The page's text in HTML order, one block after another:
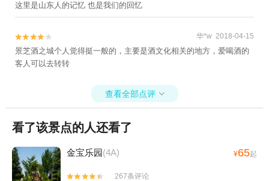
这里是山东人的记忆 也是我们的回忆

 华*w 2018-04-15
景芝酒之城个人觉得挺一般的，主要是酒文化相关的地方，爱喝酒的
客人可以去转转
查看全部点评 
看了该景点的人还看了
金宝乐园(4A) ¥65起


267条评论